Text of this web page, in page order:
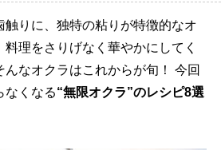
触りに、独特の粘りが特徴的なオ
理をさりげなく華やかにしてく
なオクラはこれからが旬！ 今回
なくなる“無限オクラ”のレシピ8選